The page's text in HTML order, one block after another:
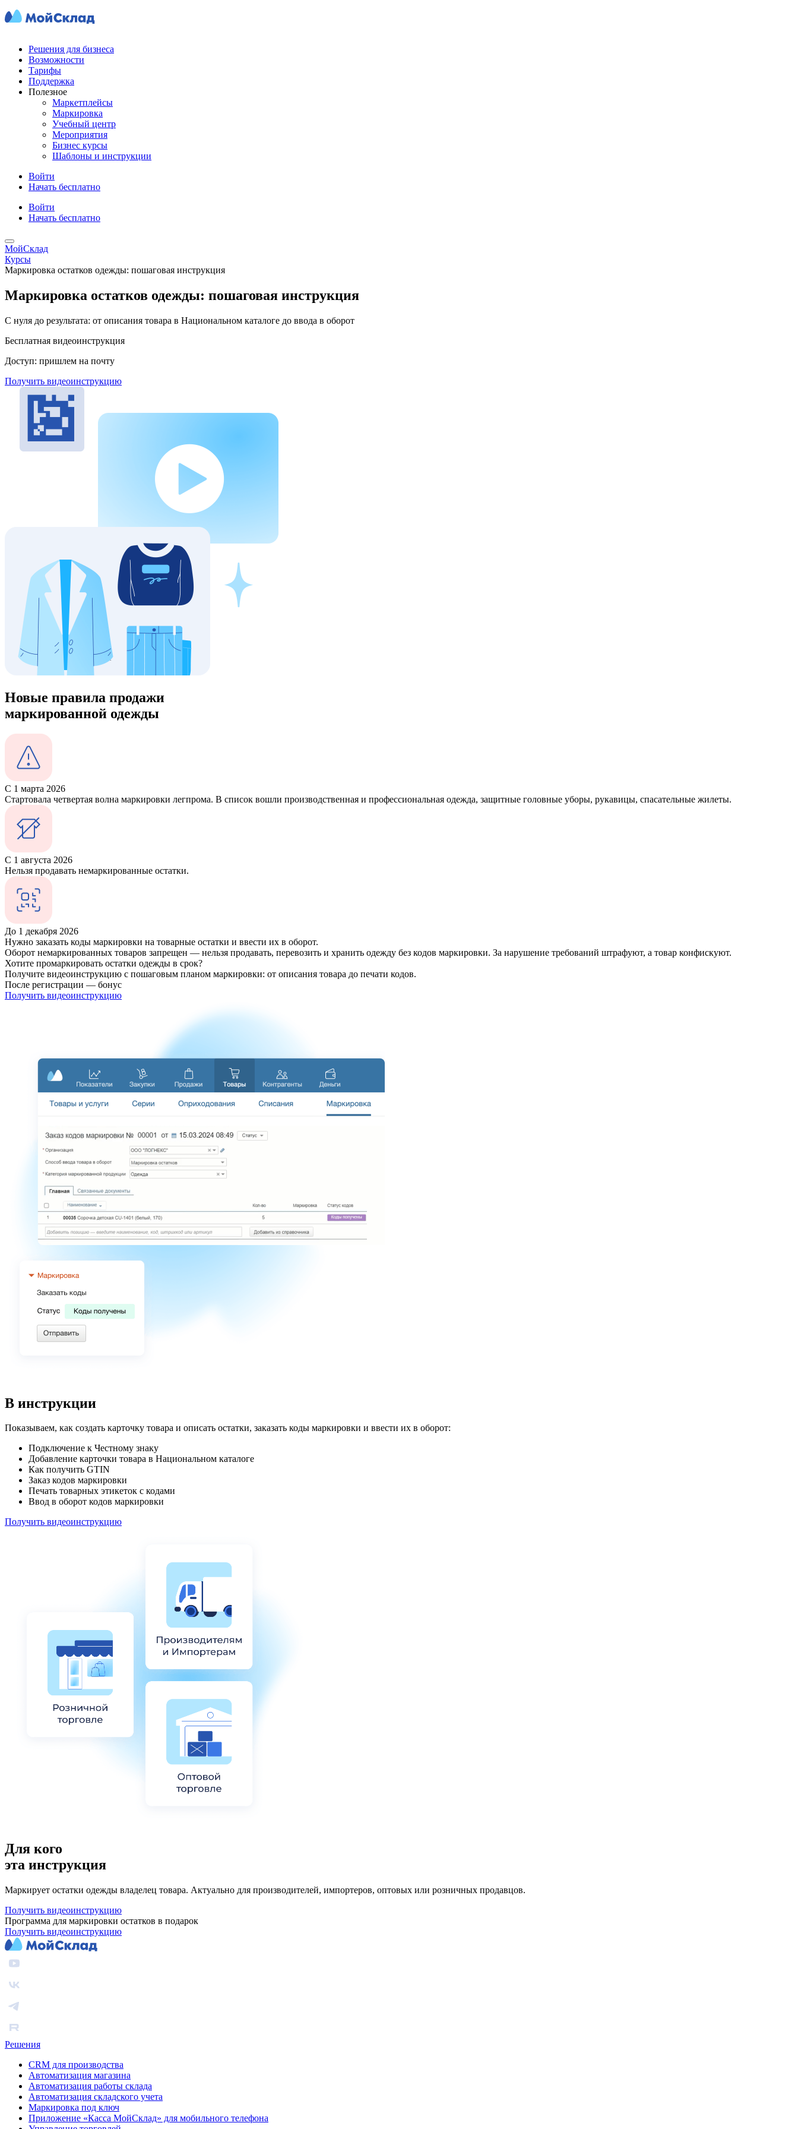
Решения для бизнеса
Возможности
Тарифы
Поддержка
Полезное
Маркетплейсы
Маркировка
Учебный центр
Мероприятия
Бизнес курсы
Шаблоны и инструкции
Войти
Начать бесплатно
Войти
Начать бесплатно
МойСклад
Курсы
Маркировка остатков одежды: пошаговая инструкция
Маркировка остатков одежды: пошаговая инструкция
С нуля до результата: от описания товара в Национальном каталоге до ввода в оборот
Бесплатная видеоинструкция
Доступ: пришлем на почту
Получить видеоинструкцию
Новые правила продажи
маркированной одежды
С 1 марта 2026
Стартовала четвертая волна маркировки легпрома. В список вошли производственная и профессиональная одежда, защитные головные уборы, рукавицы, спасательные жилеты.
С 1 августа 2026
Нельзя продавать немаркированные остатки.
До 1 декабря 2026
Нужно заказать коды маркировки на товарные остатки и ввести их в оборот.
Оборот немаркированных товаров запрещен — нельзя продавать, перевозить и хранить одежду без кодов маркировки. За нарушение требований штрафуют, а товар конфискуют.
Хотите промаркировать остатки одежды в срок?
Получите видеоинструкцию с пошаговым планом маркировки: от описания товара до печати кодов.
После регистрации — бонус
Получить видеоинструкцию
В инструкции
Показываем, как создать карточку товара и описать остатки, заказать коды маркировки и ввести их в оборот:
Подключение к Честному знаку
Добавление карточки товара в Национальном каталоге
Как получить GTIN
Заказ кодов маркировки
Печать товарных этикеток с кодами
Ввод в оборот кодов маркировки
Получить видеоинструкцию
Для кого
эта инструкция
Маркирует остатки одежды владелец товара. Актуально для производителей, импортеров, оптовых или розничных продавцов.
Получить видеоинструкцию
Программа для маркировки остатков в подарок
Получить видеоинструкцию
Решения
CRM для производства
Автоматизация магазина
Автоматизация работы склада
Автоматизация складского учета
Маркировка под ключ
Приложение «Касса МойСклад» для мобильного телефона